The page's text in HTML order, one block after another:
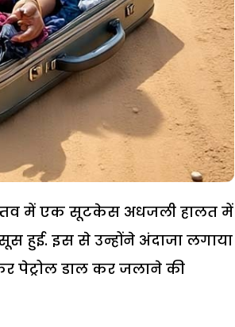
में एक सूटकेस अधजली हालत में
हुई. इस से उन्होंने अंदाजा लगाया
पेट्रोल डाल कर जलाने की